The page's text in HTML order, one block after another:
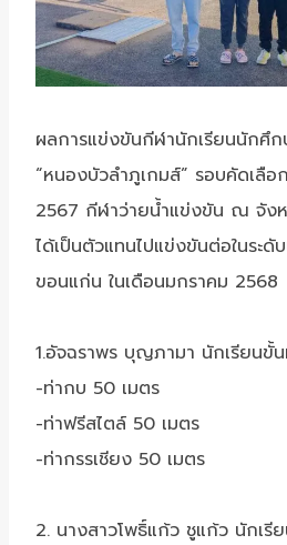
ผลการแข่งขันกีฬานักเรียนนักศึ
“หนองบัวลำภูเกมส์” รอบคัดเลือ
2567 กีฬาว่ายน้ำแข่งขัน ณ จัง
ได้เป็นตัวแทนไปแข่งขันต่อในระ
ขอนแก่น ในเดือนมกราคม 2568
1.อัจฉราพร บุญภามา นักเรียน
-ท่ากบ 50 เมตร
-ท่าฟรีสไตล์ 50 เมตร
-ท่ากรรเชียง 50 เมตร
2. นางสาวโพธิ์แก้ว ชูแก้ว นักเ